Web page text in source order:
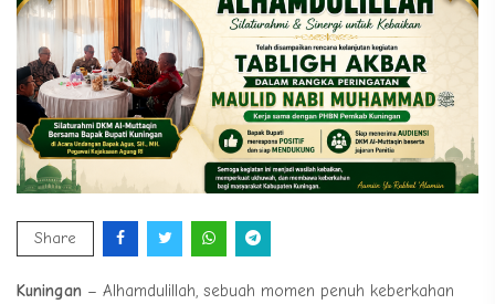
Share
Kuningan – Alhamdulillah, sebuah momen penuh keberkahan